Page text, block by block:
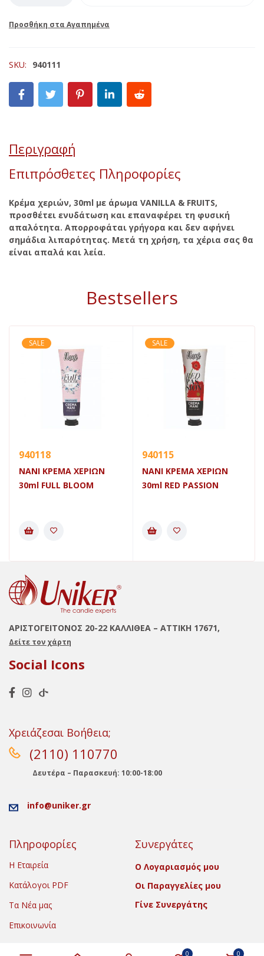
0 0
SKU: 940111
Περιγραφή
Επιπρόσθετες Πληροφορίες
Κρέμα χεριών, 30ml με άρωμα VANILLA & FRUITS,
προσθέτει ενυδάτωση και επαναφέρει τη φυσική
απαλότητα. Απορροφάται γρήγορα και δεν αφήνει
σημάδια λιπαρότητας. Μετά τη χρήση, τα χέρια σας θα
είναι απαλά και λεία.
Bestsellers
SALE
940118
NANI ΚΡΕΜΑ ΧΕΡΙΩΝ
30ml FULL BLOOM
SALE
940115
NANI ΚΡΕΜΑ ΧΕΡΙΩΝ
30ml RED PASSION
ΑΡΙΣΤΟΓΕΙΤΟΝΟΣ 20-22 ΚΑΛΛΙΘΕΑ – ΑΤΤΙΚΗ 17671,
Δείτε τον χάρτη
Social Icons
Χρειάζεσαι Βοήθεια;
(2110) 110770
Δευτέρα – Παρασκευή: 10:00-18:00
info@uniker.gr
Πληροφορίες
Η Εταιρεία
Κατάλογοι PDF
Τα Νέα μας
Επικοινωνία
Συνεργάτες
Ο Λογαριασμός μου
Οι Παραγγελίες μου
Γίνε Συνεργάτης